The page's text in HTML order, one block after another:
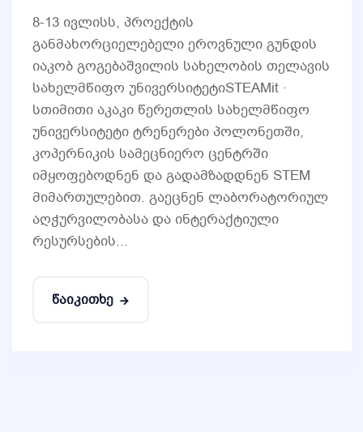
8-13 ივლისს, პროექტის
განმახორციელებელი ეროვნული გუნდის
იაკობ გოგებაშვილის სახელობის თელავის
სახელმწიფო უნივერსიტეტიSTEAMit ·
სთიმითი აკაკი წერეთლის სახელმწიფო
უნივერსიტეტი ტრენერები პოლონეთში,
კოპერნიკის სამეცნიერო ცენტრში
იმყოფებოდნენ და გადამზადდნენ STEM
მიმართულებით. გაეცნენ ლაბორატორიულ
აღჭურვილობასა და ინტერაქტიული
რესურსების...
წაიკითხე